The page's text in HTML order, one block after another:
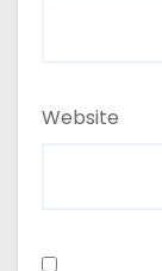
Website